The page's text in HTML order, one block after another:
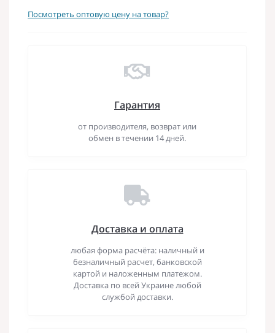
Посмотреть оптовую цену на товар?
Гарантия
от производителя, возврат или
обмен в течении 14 дней.
Доставка и оплата
любая форма расчёта: наличный и
безналичный расчет, банковской
картой и наложенным платежом.
Доставка по всей Украине любой
службой доставки.